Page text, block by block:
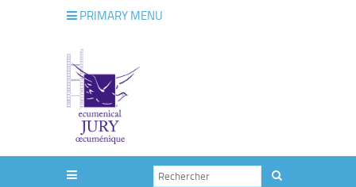
PRIMARY MENU